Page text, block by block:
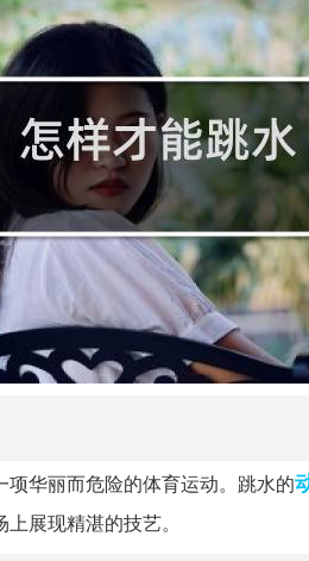
华丽而危险的体育运动。跳水的
展现精湛的技艺。